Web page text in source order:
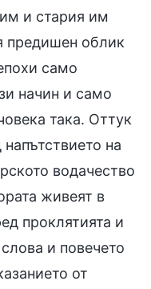
и стария им
предишен облик
само
начин и само
така. Оттук
на
водачество
живеят в
проклятията и
и повечето
от